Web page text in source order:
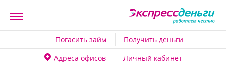
Погасить займ
Получить деньги
Адреса офисо
Личный кабинет